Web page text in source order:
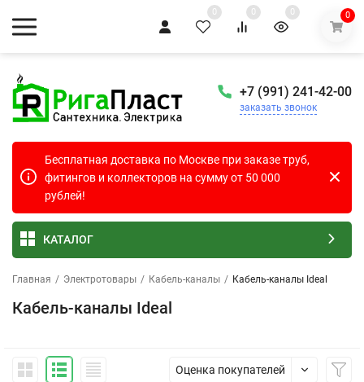
0 0 0 0
+7 (991) 241-42-00
заказать звонок
Бесплатная доставка по Москве при заказе труб,
фитингов и коллекторов на сумму от 50 000
рублей!
КАТАЛОГ
Главная / Электротовары / Кабель-каналы / Кабель-каналы Ideal
Кабель-каналы Ideal
Оценка покупателей